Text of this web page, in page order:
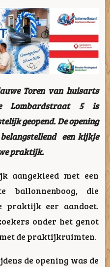
Toren van huisarts
Lombardstraat 5 is
geopend. De opening
een kijkje
praktijk.
aangekleed met een
ballonnenboog, die
praktijk eer aandoet.
onder het genot
de praktijkruimten.
de opening was de